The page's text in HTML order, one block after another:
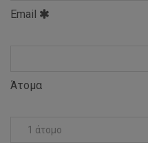
Email
Άτομα